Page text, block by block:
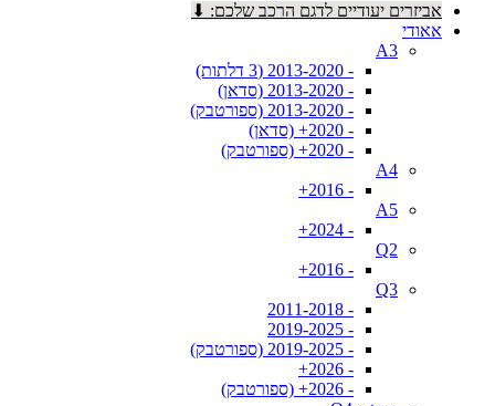
אביזרים יעודיים לדגם הרכב שלכם: ⬇
אאודי
A3
- 2013-2020 (3 דלתות)
- 2013-2020 (סדאן)
- 2013-2020 (ספורטבק)
- 2020+ (סדאן)
- 2020+ (ספורטבק)
A4
- 2016+
A5
- 2024+
Q2
- 2016+
Q3
- 2011-2018
- 2019-2025
- 2019-2025 (ספורטבק)
- 2026+
- 2026+ (ספורטבק)